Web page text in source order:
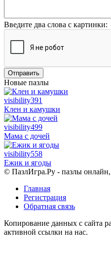
Введите два слова с картинки:
Отправить
Новые пазлы
visibility391
Клен и камушки
visibility499
Мама с дочей
visibility558
Ежик и ягоды
© ПазлИгра.Ру - пазлы
Главная
Регистрация
Обратная связь
Копирование данных с сайта
активной ссылки на нас.